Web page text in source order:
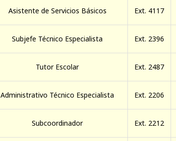
Asistente de Servicios Básicos Ext. 4117
Subjefe Técnico Especialista Ext. 2396
Tutor Escolar Ext. 2487
Administrativo Técnico Especialista Ext. 2206
Subcoordinador Ext. 2212